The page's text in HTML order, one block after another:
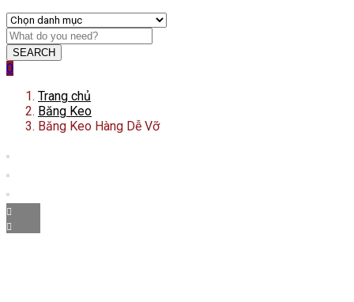
SEARCH
0
Trang chủ
Băng Keo
Băng Keo Hàng Dễ Vỡ